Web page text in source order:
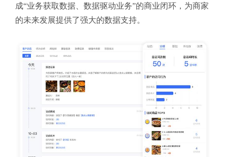
成“业务获取数据、数据驱动业务”的商业闭环，为商家
的未来发展提供了强大的数据支持。